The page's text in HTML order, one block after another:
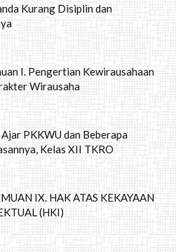
Kurang Disiplin dan
I. Pengertian Kewirausahaan
Wirausaha
PKKWU dan Beberapa
Kelas XII TKRO
IX. HAK ATAS KEKAYAAN
(HKI)